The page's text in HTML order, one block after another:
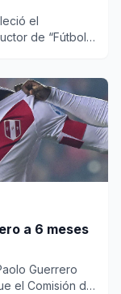
el
de “Fútbol
a 6 meses
Guerrero
el Comisión de